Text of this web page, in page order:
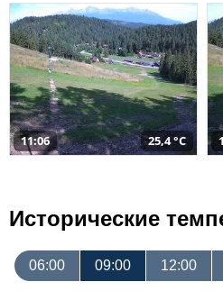
11:06 25,4 °C
Исторические
06:00 09:00 12:00